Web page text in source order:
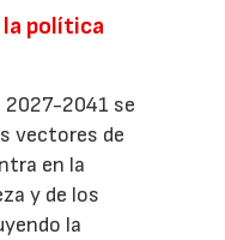
política
2027-2041 se
vectores de
en la
y de los
la